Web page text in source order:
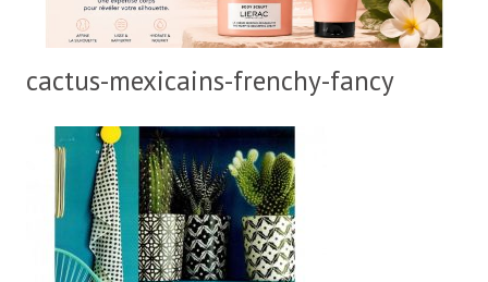
cactus-mexicains-frenchy-fancy